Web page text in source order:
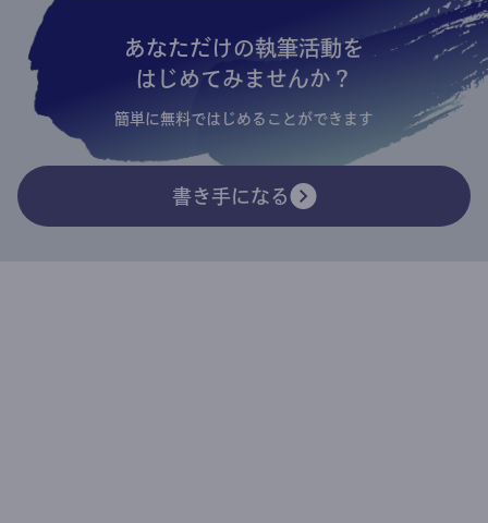
あなただけの執筆活動を
はじめてみませんか？
簡単に無料ではじめることができます
書き手になる